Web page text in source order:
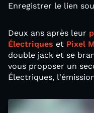
Enregistrer le lien
Deux ans après leur
Électriques et Pixel
double jack et se
vous proposer un
Électriques,